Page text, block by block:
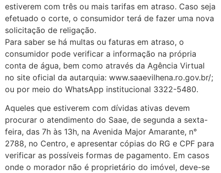
estiverem com três ou mais tarifas em atraso. Caso seja
efetuado o corte, o consumidor terá de fazer uma nova
solicitação de religação.
Para saber se há multas ou faturas em atraso, o
consumidor pode verificar a informação na própria
conta de água, bem como através da Agência Virtual
no site oficial da autarquia: www.saaevilhena.ro.gov.br/;
ou por meio do WhatsApp institucional 3322-5480.
Aqueles que estiverem com dívidas ativas devem
procurar o atendimento do Saae, de segunda a sexta-
feira, das 7h às 13h, na Avenida Major Amarante, n°
2788, no Centro, e apresentar cópias do RG e CPF para
verificar as possíveis formas de pagamento. Em casos
onde o morador não é proprietário do imóvel, deve-se